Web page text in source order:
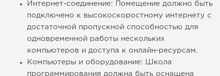
Интернет-соединение: Помещение должно быть
подключено к высокоскоростному интернету с
достаточной пропускной способностью для
одновременной работы нескольких
компьютеров и доступа к онлайн-ресурсам.
Компьютеры и оборудование: Школа
программирования должна быть оснащена